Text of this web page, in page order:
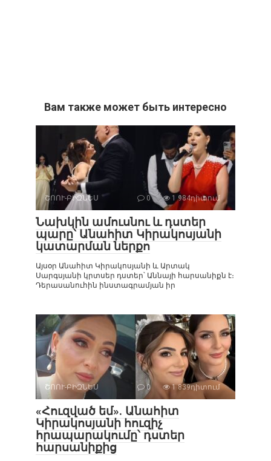
Вам также может быть интересно
ՇՈՈՒ-ԲԻԶՆԵՍ 0 1 984դիտում
Նախկին ամուսնու և դստեր
պարը՝ Անահիտ Կիրակոսյանի
կատարման ներքո
Այսօր Անահիտ Կիրակոսյանի և Արտակ
Սարգսյանի կրտսեր դստեր՝ Աննայի հարսանիքն է։
Դերասանուհին ինստագրամյան իր
ՇՈՈՒ-ԲԻԶՆԵՍ 0 1 839դիտում
«Հուզված եմ». Անահիտ
Կիրակոսյանի հուզիչ
հրապարակումը՝ դստեր
հարսանիքից